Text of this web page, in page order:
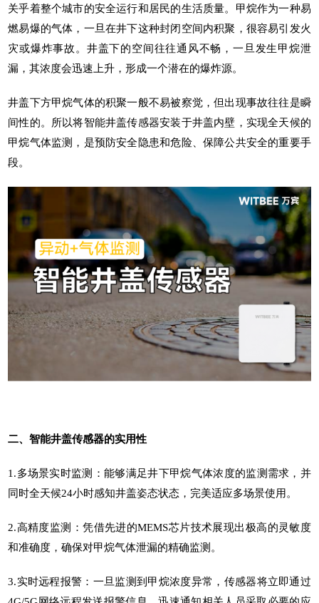
关乎着整个城市的安全运行和居民的生活质量。甲烷作为一种易
燃易爆的气体，一旦在井下这种封闭空间内积聚，很容易引发火
灾或爆炸事故。井盖下的空间往往通风不畅，一旦发生甲烷泄
漏，其浓度会迅速上升，形成一个潜在的爆炸源。
井盖下方甲烷气体的积聚一般不易被察觉，但出现事故往往是瞬
间性的。所以将智能井盖传感器安装于井盖内壁，实现全天候的
甲烷气体监测，是预防安全隐患和危险、保障公共安全的重要手
段。
二、智能井盖传感器的实用性
1.多场景实时监测：能够满足井下甲烷气体浓度的监测需求，并
同时全天候24小时感知井盖姿态状态，完美适应多场景使用。
2.高精度监测：凭借先进的MEMS芯片技术展现出极高的灵敏度
和准确度，确保对甲烷气体泄漏的精确监测。
3.实时远程报警：一旦监测到甲烷浓度异常，传感器将立即通过